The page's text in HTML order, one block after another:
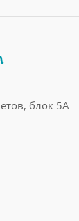
блок 5А